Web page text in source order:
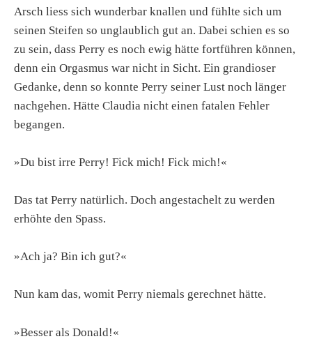
Arsch liess sich wunderbar knallen und fühlte sich um
seinen Steifen so unglaublich gut an. Dabei schien es so
zu sein, dass Perry es noch ewig hätte fortführen können,
denn ein Orgasmus war nicht in Sicht. Ein grandioser
Gedanke, denn so konnte Perry seiner Lust noch länger
nachgehen. Hätte Claudia nicht einen fatalen Fehler
begangen.
»Du bist irre Perry! Fick mich! Fick mich!«
Das tat Perry natürlich. Doch angestachelt zu werden
erhöhte den Spass.
»Ach ja? Bin ich gut?«
Nun kam das, womit Perry niemals gerechnet hätte.
»Besser als Donald!«